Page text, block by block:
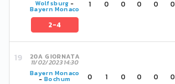
Wolfsburg -
Bayern Monaco
2-4
1 0 0 0 0 0
20A GIORNATA
11/02/2023 14:30
Bayern Monaco
-Bochum 0 1 0 0 0 0